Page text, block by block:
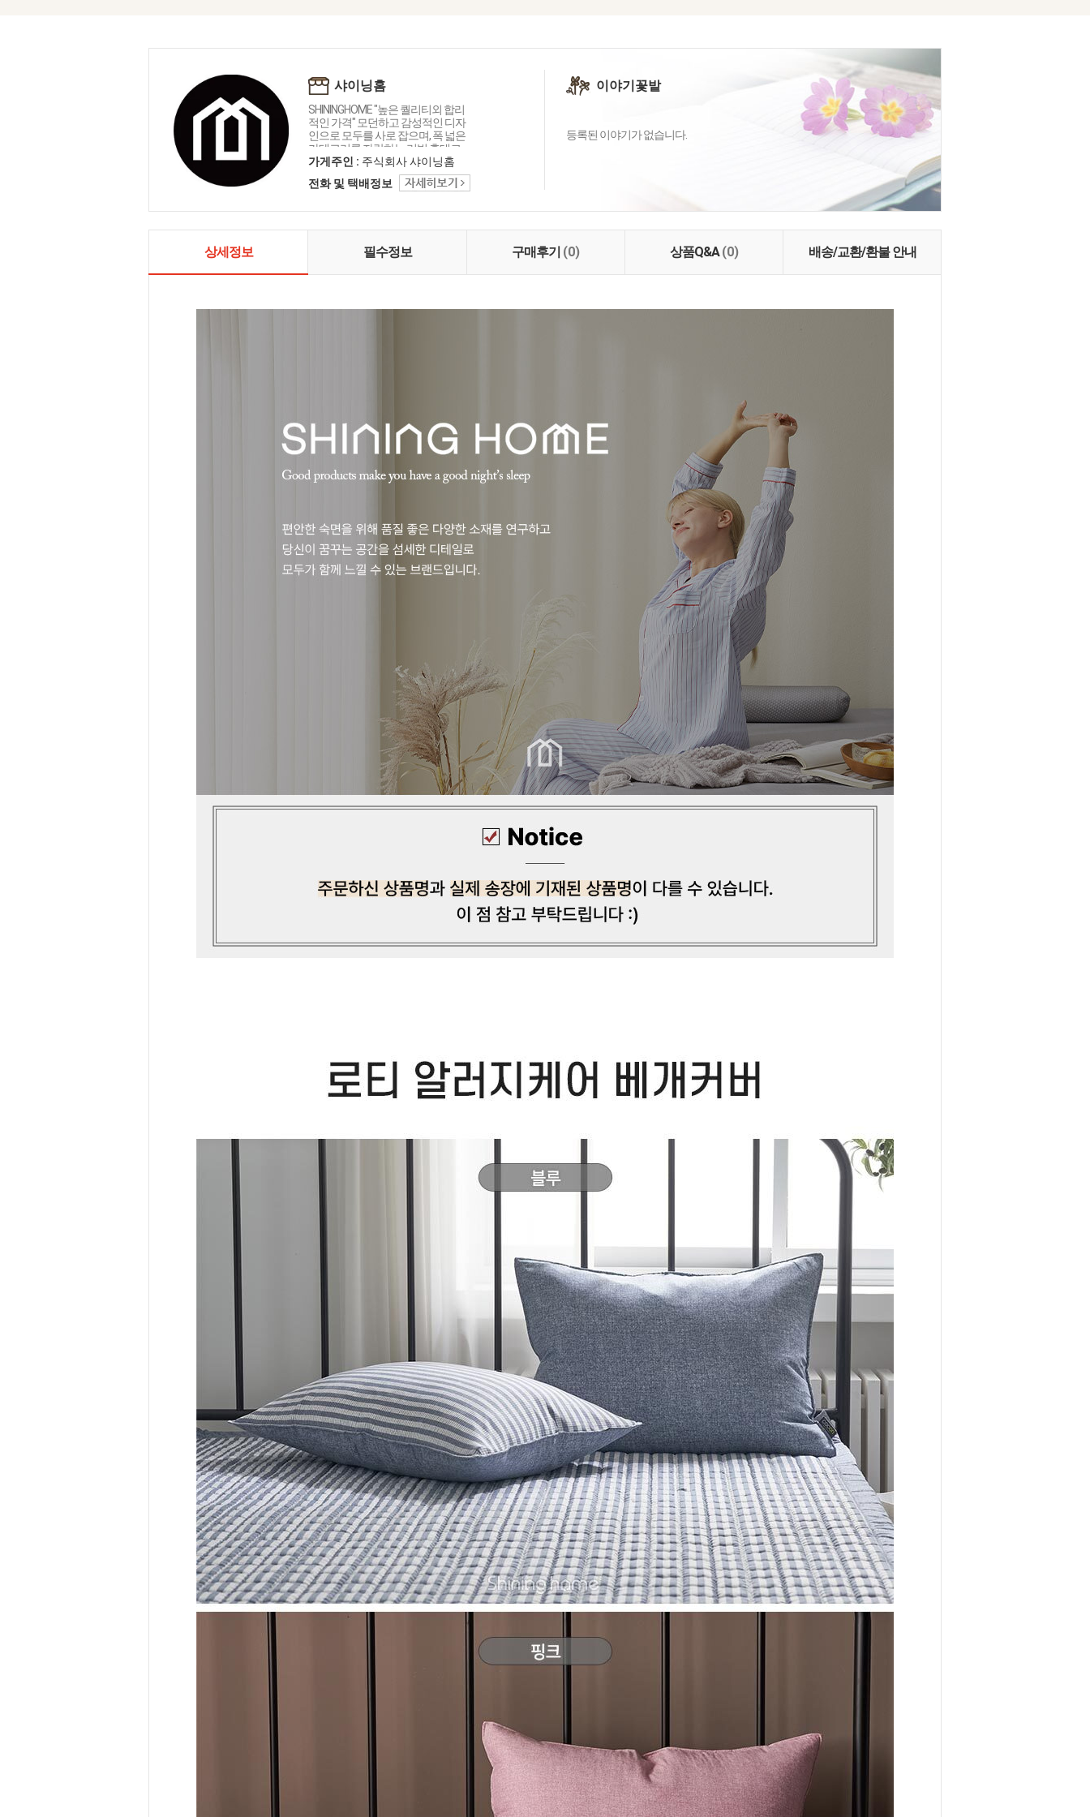
샤이닝홈
SHININGHOME "높은 퀄리티외 합리
적인 가격" 모던하고 감성적인 디자
인으로 모두를 사로 잡으며, 폭 넓은
카테고리를 자랑하는 리빙 홈데코
인테리어 샤이닝홈입니다.
가게주인 : 주식회사 샤이닝홈
전화 및 택배정보
이야기꽃밭
등록된 이야기가 없습니다.
상세정보 필수정보 구매후기 (0) 상품Q&A(0) 배송/교환/환불 안내